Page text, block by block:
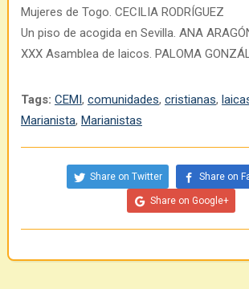
Mujeres de Togo. CECILIA RODRÍGUEZ
Un piso de acogida en Sevilla. ANA
XXX Asamblea de laicos. PALOMA
Tags: CEMI, comunidades, cristianas,
Marianista, Marianistas
Share on Twitter Share on
Share on Google+